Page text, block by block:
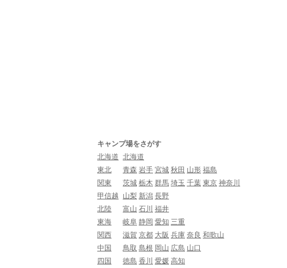
キャンプ場をさがす
北海道 北海道
東北
青森 岩手 宮城 秋田 山形 福島
関東
茨城 栃木 群馬 埼玉 千葉 東京 神奈川
甲信越
山梨 新潟 長野
北陸
富山 石川 福井
東海
岐阜 静岡 愛知 三重
関西
滋賀 京都 大阪 兵庫 奈良 和歌山
中国
鳥取 島根 岡山 広島 山口
四国
徳島 香川 愛媛 高知